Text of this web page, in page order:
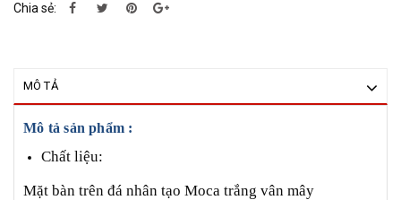
Chia sẻ:
MÔ TẢ
Mô tả sản phẩm :
Chất liệu:
Mặt bàn trên đá nhân tạo Moca trắng vân mây